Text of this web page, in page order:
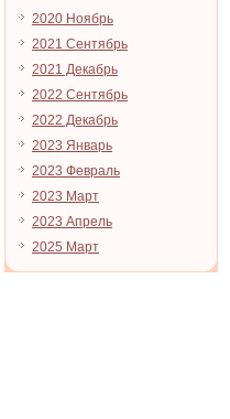
2020 Ноябрь
2021 Сентябрь
2021 Декабрь
2022 Сентябрь
2022 Декабрь
2023 Январь
2023 Февраль
2023 Март
2023 Апрель
2025 Март